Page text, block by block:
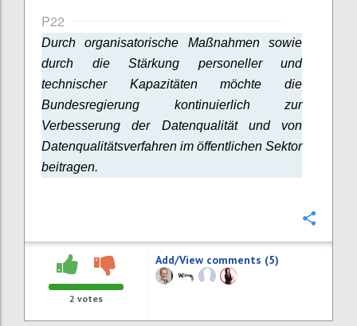
P22
Durch organisatorische Maßnahmen sowie
durch die Stärkung personeller und
technischer Kapazitäten möchte die
Bundesregierung kontinuierlich zur
Verbesserung der Datenqualität und von
Datenqualitätsverfahren im öffentlichen Sektor
beitragen.
2 votes
Add/View comments (5)